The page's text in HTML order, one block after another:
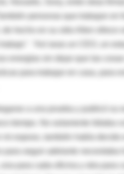
personas que trabajan
"Así seas un CEO, un
energías sin dejar que las
para trabajar en casa, para
a una prueba y publicó
tiempo. No solamente
mi esposo, también había
para seguir adelante necesitaba
una para cada oficina y otra